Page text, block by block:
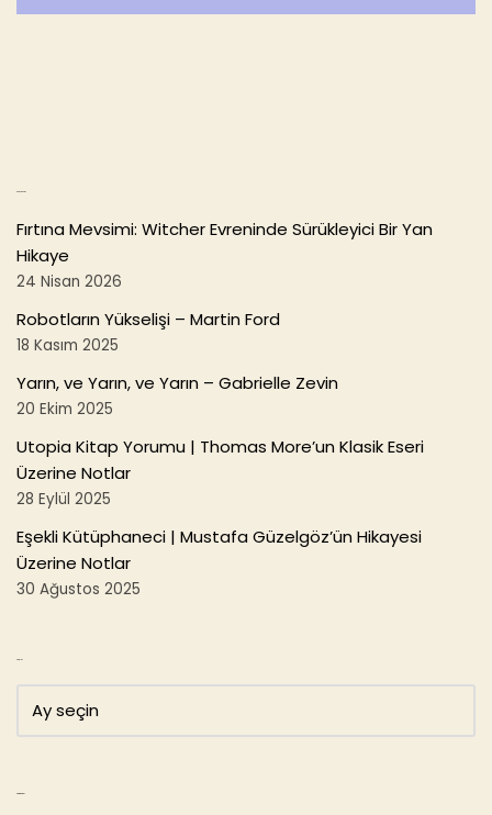
Fırtına Mevsimi: Witcher Evreninde Sürükleyici Bir Yan
Hikaye
24 Nisan 2026
Robotların Yükselişi – Martin Ford
18 Kasım 2025
Yarın, ve Yarın, ve Yarın – Gabrielle Zevin
20 Ekim 2025
Utopia Kitap Yorumu | Thomas More’un Klasik Eseri
Üzerine Notlar
28 Eylül 2025
Eşekli Kütüphaneci | Mustafa Güzelgöz’ün Hikayesi
Üzerine Notlar
30 Ağustos 2025